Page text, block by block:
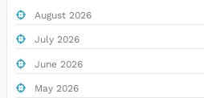
August 2026
July 2026
June 2026
May 2026